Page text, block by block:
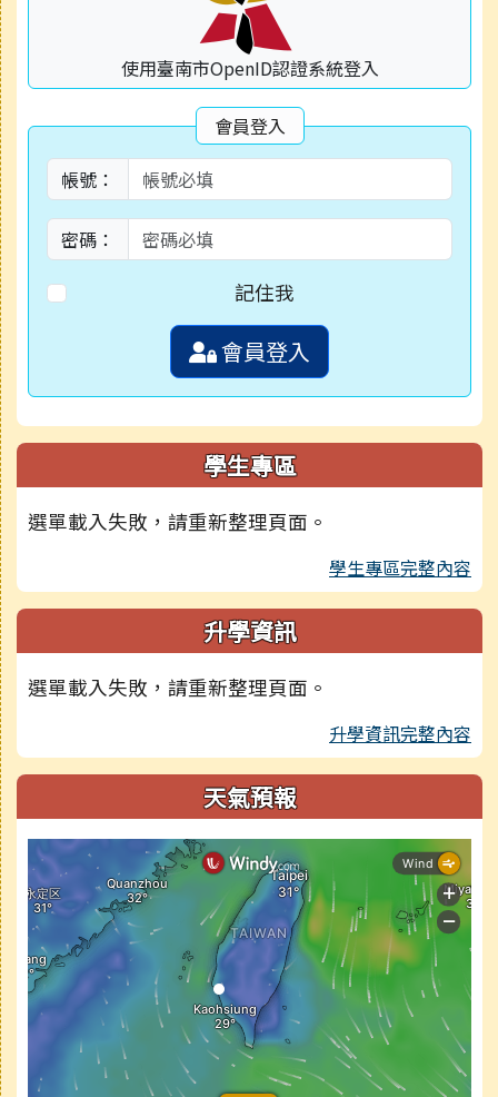
使用臺南市OpenID認證系統登入
會員登入
帳號：
密碼：
記住我
會員登入
學生專區
選單載入失敗，請重新整理頁面。
學生專區完整內容
升學資訊
選單載入失敗，請重新整理頁面。
升學資訊完整內容
天氣預報